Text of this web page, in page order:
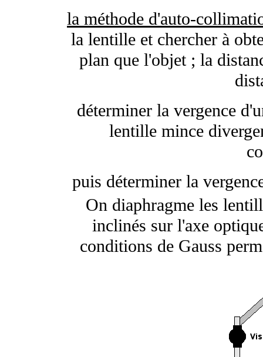
la méthode d'auto-
la lentille et chercher à
plan que l'objet ; la
déterminer la vergence
lentille mince
puis déterminer la
On diaphragme les
inclinés sur l'axe
conditions de Gauss